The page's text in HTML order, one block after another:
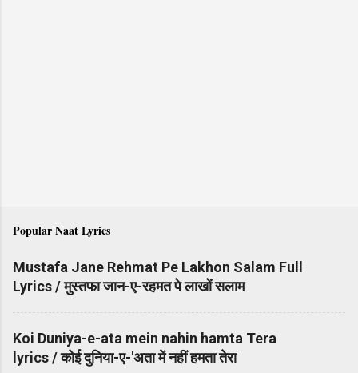
Popular Naat Lyrics
Mustafa Jane Rehmat Pe Lakhon Salam Full
Lyrics / मुस्तफा जान-ए-रहमत पे लाखों सलाम
Koi Duniya-e-ata mein nahin hamta Tera
lyrics / कोई दुनिया-ए-'अता में नहीं हमता तेरा